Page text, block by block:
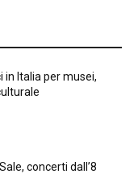
in Italia per musei,
concerti dall’8